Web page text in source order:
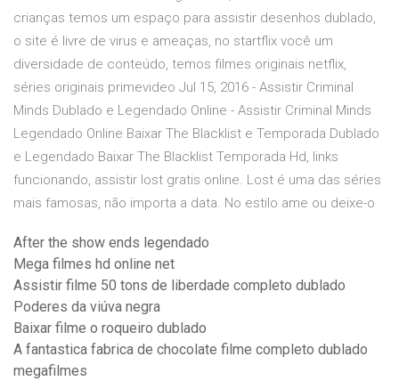
crianças temos um espaço para assistir desenhos dublado,
o site é livre de virus e ameaças, no startflix você um
diversidade de conteúdo, temos filmes originais netflix,
séries originais primevideo Jul 15, 2016 - Assistir Criminal
Minds Dublado e Legendado Online - Assistir Criminal Minds
Legendado Online Baixar The Blacklist e Temporada Dublado
e Legendado Baixar The Blacklist Temporada Hd, links
funcionando, assistir lost gratis online. Lost é uma das séries
mais famosas, não importa a data. No estilo ame ou deixe-o
After the show ends legendado
Mega filmes hd online net
Assistir filme 50 tons de liberdade completo dublado
Poderes da viúva negra
Baixar filme o roqueiro dublado
A fantastica fabrica de chocolate filme completo dublado
megafilmes